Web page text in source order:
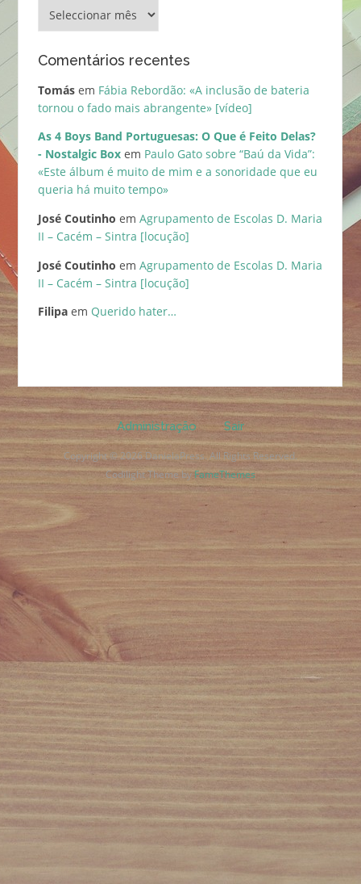
Comentários recentes
Tomásem Fábia Rebordão: «A inclusão de bateria
tornou o fado mais abrangente» [vídeo]
As 4 Boys Band Portuguesas: O Que é Feito Delas?
- Nostalgic Boxem Paulo Gato sobre “Baú da Vida”:
«Este álbum é muito de mim e a sonoridade que eu
queria há muito tempo»
José Coutinho em Agrupamento de Escolas D. Maria
II – Cacém – Sintra [locução]
José Coutinho em Agrupamento de Escolas D. Maria
II – Cacém – Sintra [locução]
Filipaem Querido hater…
Administração Sair
Copyright © 2026 DanielaPress. All Rights Reserved.
Codilight Theme byFameThemes